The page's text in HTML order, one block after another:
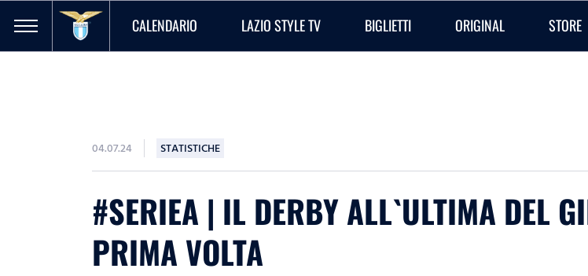
CALENDARIO LAZIO STYLE TV BIGLIETTI ORIGINAL STORE
04.07.24 STATISTICHE
#SERIEA | IL DERBY ALL`ULTIMA DEL
PRIMA VOLTA